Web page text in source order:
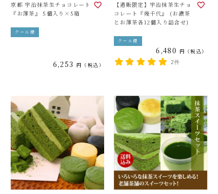
京都 宇治抹茶生チョコレート
『お薄茶』 5個入り×5箱
クール便
6,253 税込
【通販限定】宇治抹茶生チョ
コレート『幾千代』 (お濃茶
とお薄茶各12個入り詰合せ)
クール便
6,480 税込
2件